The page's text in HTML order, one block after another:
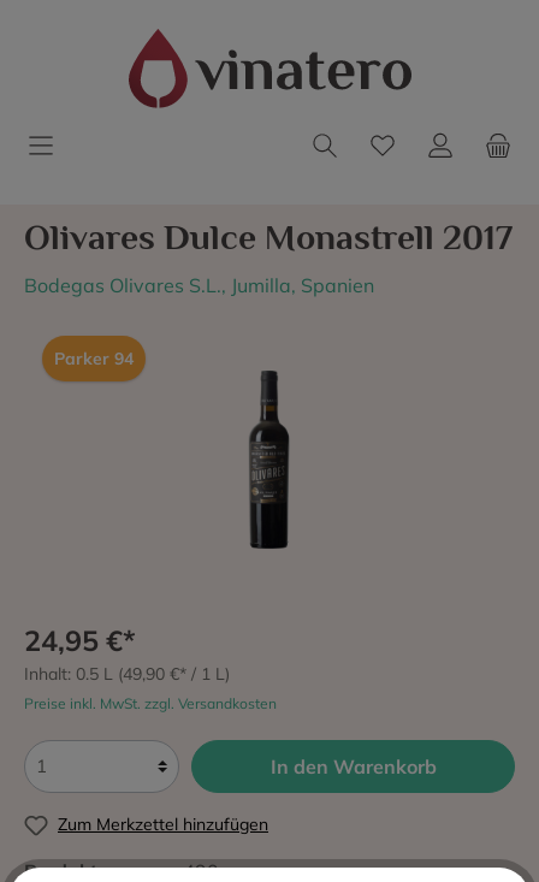
Olivares Dulce Monastrell 2017
Bodegas Olivares S.L., Jumilla, Spanien
Parker 94
24,95 €*
Inhalt: 0.5 L (49,90 €* / 1 L)
Preise inkl. MwSt. zzgl. Versandkosten
In den Warenkorb
Zum Merkzettel hinzufügen
Produktnummer:490